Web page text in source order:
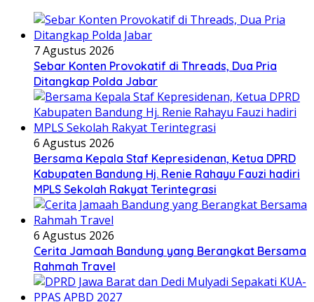
7 Agustus 2026
Sebar Konten Provokatif di Threads, Dua Pria
Ditangkap Polda Jabar
6 Agustus 2026
Bersama Kepala Staf Kepresidenan, Ketua DPRD
Kabupaten Bandung Hj. Renie Rahayu Fauzi hadiri
MPLS Sekolah Rakyat Terintegrasi
6 Agustus 2026
Cerita Jamaah Bandung yang Berangkat Bersama
Rahmah Travel